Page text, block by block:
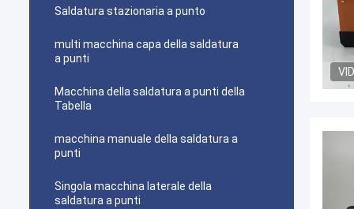
Saldatura stazionaria a punto
multi macchina capa della saldatura
a punti
Macchina della saldatura a punti della
Tabella
macchina manuale della saldatura a
punti
Singola macchina laterale della
saldatura a punti